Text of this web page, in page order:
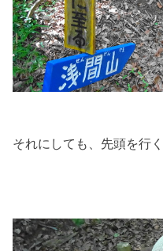
それにしても、先頭を行